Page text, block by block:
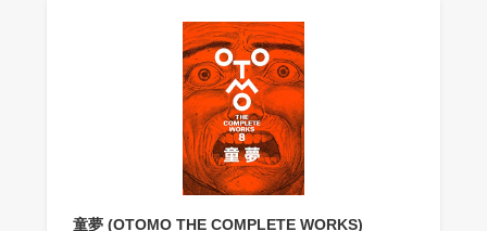
童夢 (OTOMO THE COMPLETE WORKS)